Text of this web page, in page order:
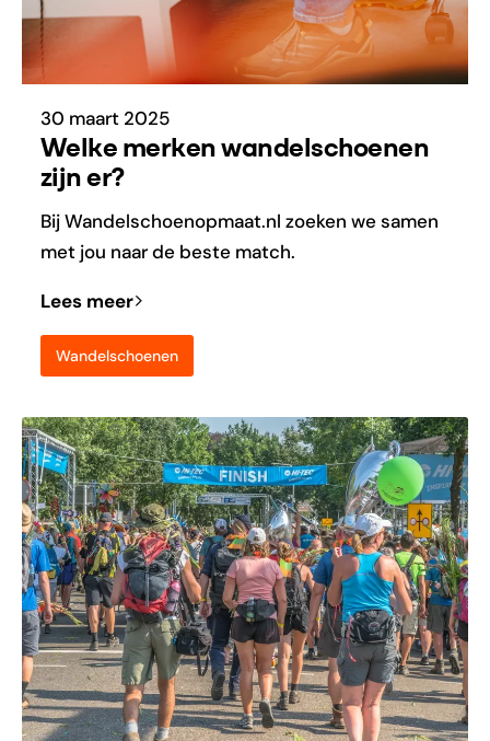
30 maart 2025
Welke merken wandelschoenen
zijn er?
Bij Wandelschoenopmaat.nl zoeken we samen
met jou naar de beste match.
Lees meer
Wandelschoenen